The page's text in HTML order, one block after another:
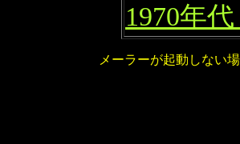
2018年12月30日
2018年12月30日
1970年
メーラーが起動しない